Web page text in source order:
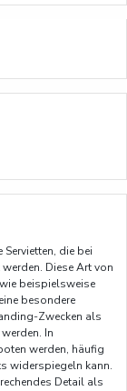
Servietten, die bei
Diese Art von
beispielsweise
besondere
Zwecken als
In
werden, häufig
widerspiegeln kann.
Detail als